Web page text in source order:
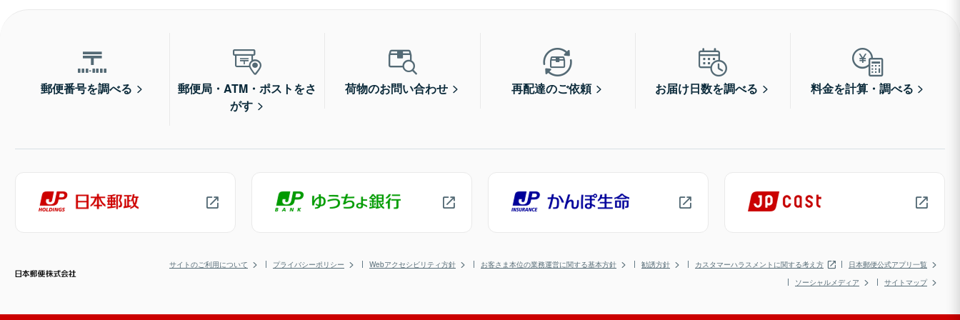
郵便番号を調べる
郵便局・ATM・ポストをさ
がす
荷物のお問い合わせ 再配達のご依頼 お届け日数を調べる 料金を計算・調べる
サイトのご利用について プライバシーポリシー Webアクセシビリティ方針 お客さま本位の業務運営に関する基本方針 勧誘方針 カスタマーハラスメントに関する考え方
日本郵便公式アプリ一覧
ソーシャルメディア
サイトマップ